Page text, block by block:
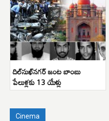
దిల్‌సుఖ్‌నగర్ జంట బాంబు
పేలుళ్లకు 13 యేళ్లు
Cinema